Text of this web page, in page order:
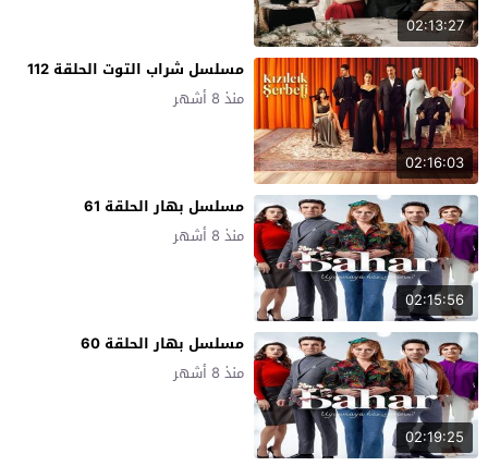
02:13:27
02:16:03
مسلسل شراب التوت الحلقة 112
منذ 8 أشهر
02:15:56
مسلسل بهار الحلقة 61
منذ 8 أشهر
02:19:25
مسلسل بهار الحلقة 60
منذ 8 أشهر